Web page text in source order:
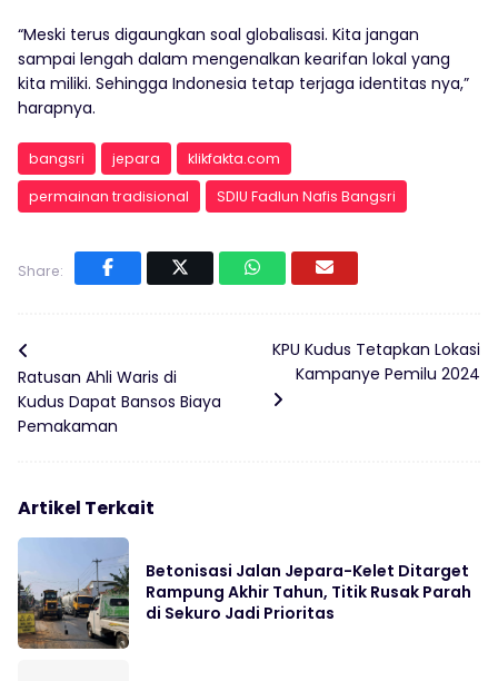
“Meski terus digaungkan soal globalisasi. Kita jangan
sampai lengah dalam mengenalkan kearifan lokal yang
kita miliki. Sehingga Indonesia tetap terjaga identitas nya,”
harapnya.
bangsri jepara
klikfakta.com
permainan tradisional
SDIU Fadlun Nafis Bangsri
Share:
Ratusan Ahli Waris di
Kudus Dapat Bansos Biaya
Pemakaman
KPU Kudus Tetapkan Lokasi
Kampanye Pemilu 2024
Artikel Terkait
Betonisasi Jalan Jepara-Kelet Ditarget
Rampung Akhir Tahun, Titik Rusak Parah
di Sekuro Jadi Prioritas